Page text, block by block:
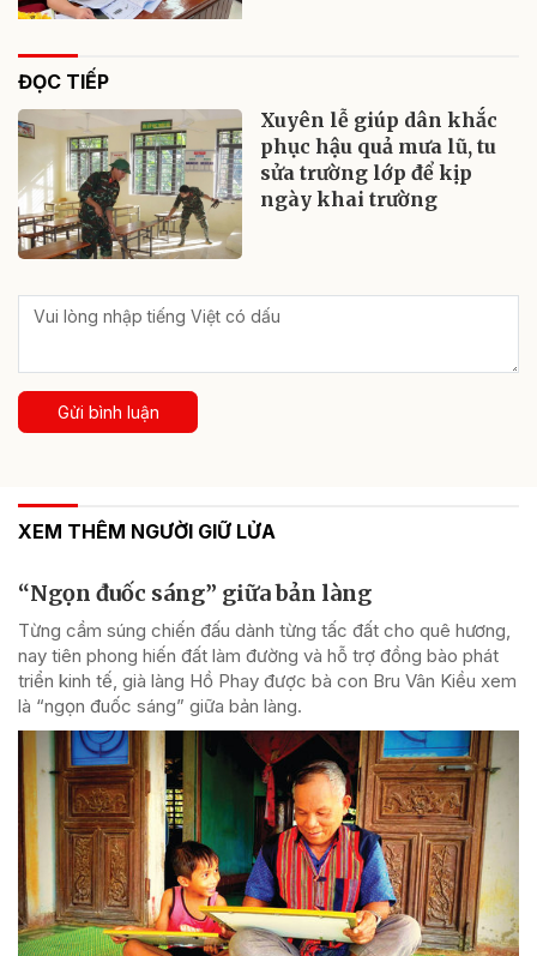
ĐỌC TIẾP
Xuyên lễ giúp dân khắc
phục hậu quả mưa lũ, tu
sửa trường lớp để kịp
ngày khai trường
Gửi bình luận
XEM THÊM NGƯỜI GIỮ LỬA
“Ngọn đuốc sáng” giữa bản làng
Từng cầm súng chiến đấu dành từng tấc đất cho quê hương,
nay tiên phong hiến đất làm đường và hỗ trợ đồng bào phát
triển kinh tế, già làng Hồ Phay được bà con Bru Vân Kiều xem
là “ngọn đuốc sáng” giữa bản làng.